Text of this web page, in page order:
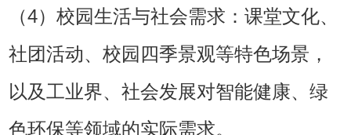
（4）校园生活与社会需求：课堂文化、
社团活动、校园四季景观等特色场景，
以及工业界、社会发展对智能健康、绿
色环保等领域的实际需求。